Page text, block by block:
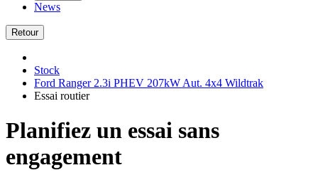
News
Retour
Stock
Ford Ranger 2.3i PHEV 207kW Aut. 4x4 Wildtrak
Essai routier
Planifiez un essai sans
engagement